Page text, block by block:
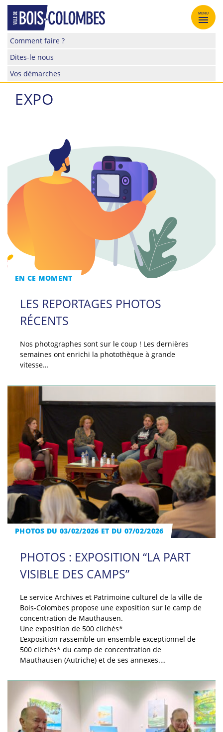
Skip
content
Site
de
la
Bois-
Comment faire ?
Dites-le nous
Vos démarches
MENU
EXPO
EN CE MOMENT
LES REPORTAGES PHOTOS
RÉCENTS
Nos photographes sont sur le coup ! Les dernières
semaines ont enrichi la photothèque à grande
vitesse…
PHOTOS DU 03/02/2026 ET DU 07/02/2026
PHOTOS : EXPOSITION “LA PART
VISIBLE DES CAMPS”
Le service Archives et Patrimoine culturel de la ville de
Bois-Colombes propose une exposition sur le camp de
concentration de Mauthausen.
Une exposition de 500 clichés*
L’exposition rassemble un ensemble exceptionnel de
500 clichés* du camp de concentration de
Mauthausen (Autriche) et de ses annexes.…